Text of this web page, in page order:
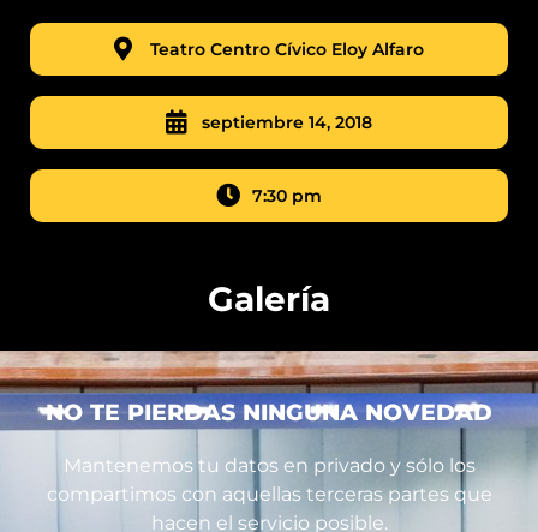
Teatro Centro Cívico Eloy Alfaro
septiembre 14, 2018
7:30 pm
Galería
NO TE PIERDAS NINGUNA NOVEDAD
Mantenemos tu datos en privado y sólo los
compartimos con aquellas terceras partes que
hacen el servicio posible.